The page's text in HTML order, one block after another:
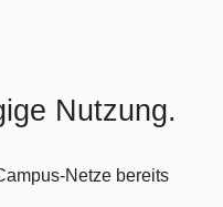
Nutzung.
Netze bereits